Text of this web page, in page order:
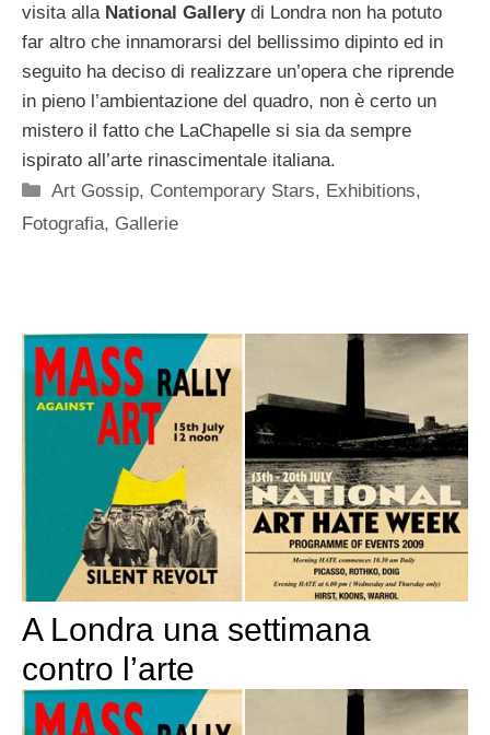
visita alla National Gallerydi Londra non ha potuto
far altro che innamorarsi del bellissimo dipinto ed in
seguito ha deciso di realizzare un’opera che riprende
in pieno l’ambientazione del quadro, non è certo un
mistero il fatto che LaChapelle si sia da sempre
ispirato all’arte rinascimentale italiana.
Categorie
Art Gossip, Contemporary Stars, Exhibitions,
Fotografia, Gallerie
A Londra una settimana
contro l’arte